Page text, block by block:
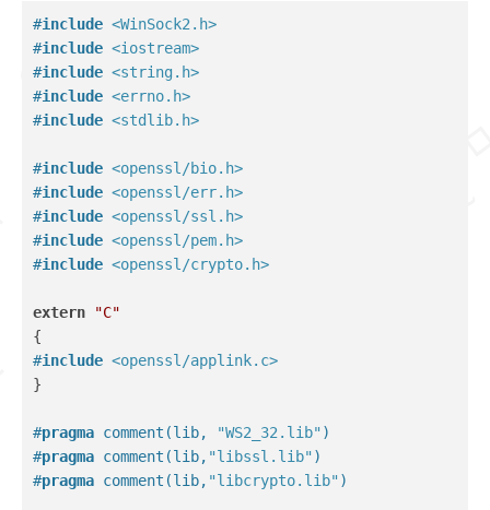
#include <WinSock2.h>
#include <iostream>
#include <string.h>
#include <errno.h>
#include <stdlib.h>
#include <openssl/bio.h>
#include <openssl/err.h>
#include <openssl/ssl.h>
#include <openssl/pem.h>
#include <openssl/crypto.h>
extern
"C"
{
#include <openssl/applink.c>
}
#pragma comment(lib, "WS2_32.lib")
#pragma comment(lib, "libssl.lib")
#pragma comment(lib, "libcrypto.lib")